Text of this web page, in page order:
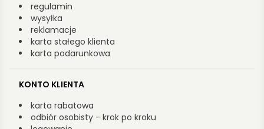
regulamin
wysyłka
reklamacje
karta stałego klienta
karta podarunkowa
KONTO KLIENTA
karta rabatowa
odbiór osobisty - krok po kroku